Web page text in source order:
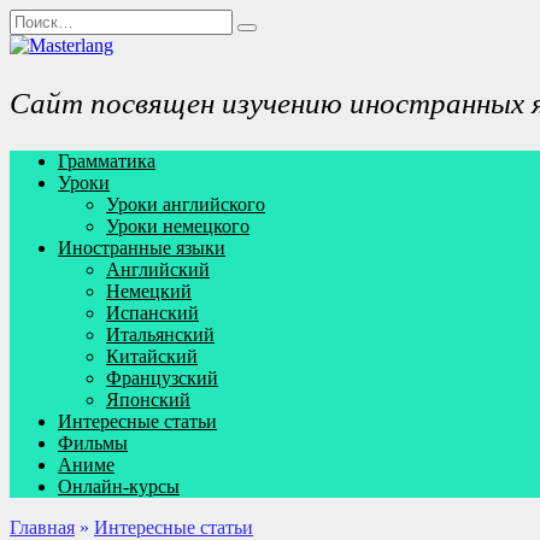
Перейти
к
содержанию
Search
for:
Сайт посвящен изучению иностранных
Грамматика
Уроки
Уроки английского
Уроки немецкого
Иностранные языки
Английский
Немецкий
Испанский
Итальянский
Китайский
Французский
Японский
Интересные статьи
Фильмы
Аниме
Онлайн-курсы
Главная » Интересные статьи